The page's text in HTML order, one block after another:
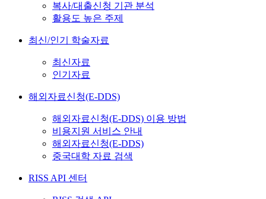
복사/대출신청 기관 분석
활용도 높은 주제
최신/인기 학술자료
최신자료
인기자료
해외자료신청(E-DDS)
해외자료신청(E-DDS) 이용 방법
비용지원 서비스 안내
해외자료신청(E-DDS)
중국대학 자료 검색
RISS API 센터